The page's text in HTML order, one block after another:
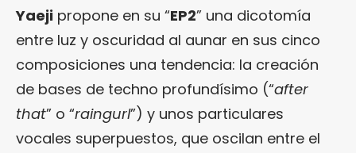
Yaeji propone en su “EP2” una dicotomía
entre luz y oscuridad al aunar en sus cinco
composiciones una tendencia: la creación
de bases de techno profundísimo (“after
that” o “raingurl”) y unos particulares
vocales superpuestos, que oscilan entre el